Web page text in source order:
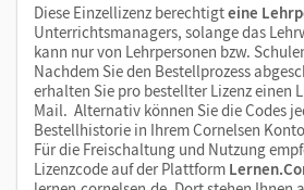
Diese Einzellizenz berechtigteine
Unterrichtsmanagers, solange das
kann nur von Lehrpersonen bzw.
Nachdem Sie den Bestellprozess
erhalten Sie pro bestellter Lizenz einen
Mail. Alternativ können Sie die Codes
Bestellhistorie in Ihrem Cornelsen
Für die Freischaltung und Nutzung
Lizenzcode auf der Plattform